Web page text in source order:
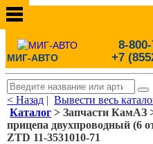
МИГ-АВТО
8-
+7
< Назад |Вывести весь
Каталог > Запчасти КамАЗ
прицепа двухпроводный (6
ZTD 11-3531010-71